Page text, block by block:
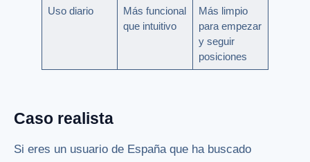
Uso diario
Más funcional
que intuitivo
Más limpio
para empezar
y seguir
posiciones
Caso realista
Si eres un usuario de España que ha buscado